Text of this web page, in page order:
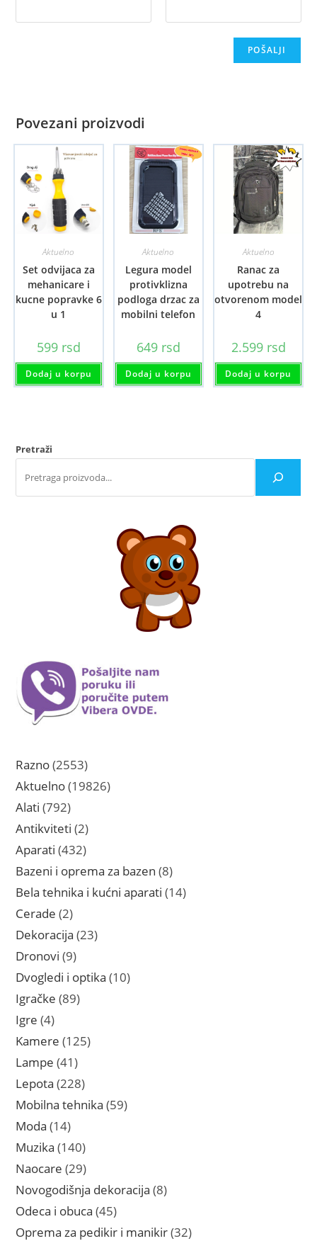
Povezani proizvodi
Aktuelno
Set odvijaca za
mehanicare i
kucne popravke 6
u 1
599 rsd
Dodaj u korpu
Aktuelno
Legura model
protivklizna
podloga drzac za
mobilni telefon
649 rsd
Dodaj u korpu
Aktuelno
Ranac za
upotrebu na
otvorenom model
4
2.599 rsd
Dodaj u korpu
Pretraži
Razno 25532553
proizvoda
Aktuelno 1982619826
Alati 792792
proizvoda
Antikviteti 22
proizvoda
Aparati 432432
proizvoda
Bazeni i oprema za bazen 88
proizvoda
Bela tehnika i kućni aparati 1414
Cerade 22
proizvoda
Dekoracija 2323
Dronovi 99
proizvoda
Dvogledi i optika 1010
Igračke 8989
Igre 44
proizvoda
Kamere 125125
Lampe 4141
proizvod
Lepota 228228
proizvoda
Mobilna tehnika 5959
Moda 1414
proizvoda
Muzika 140140
proizvoda
Naocare 2929
proizvoda
Novogodišnja dekoracija 88
Odeca i obuca 4545
proizvoda
Oprema za pedikir i manikir 3232